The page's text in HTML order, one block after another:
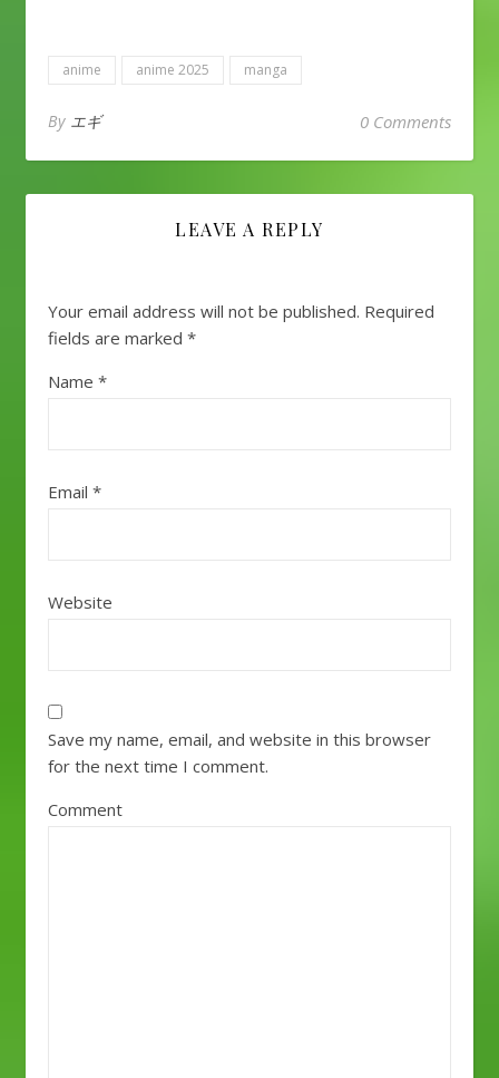
anime anime 2025 manga
By エギ 0 Comments
LEAVE A REPLY
Your email address will not be published. Required
fields are marked *
Name *
Email *
Website
Save my name, email, and website in this browser
for the next time I comment.
Comment